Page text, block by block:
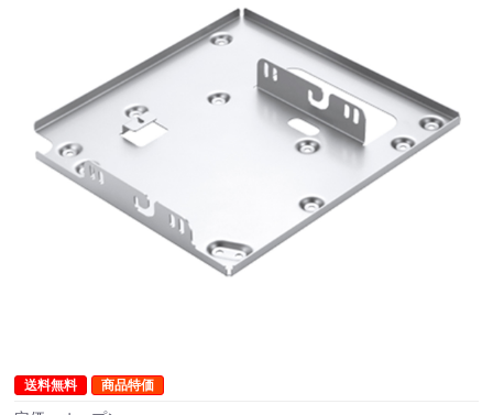
送料無料 商品特価